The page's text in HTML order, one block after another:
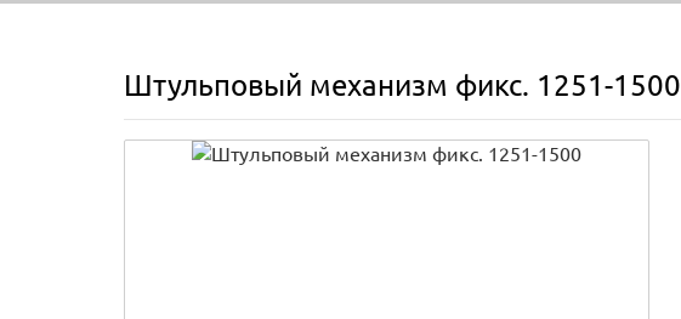
Штульповый механизм фикс. 1251-1500